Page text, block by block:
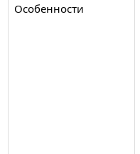
Особенности